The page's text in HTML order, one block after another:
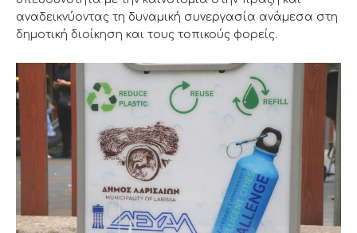
αναδεικνύοντας τη δυναμική συνεργασία ανάμεσα στη
δημοτική διοίκηση και τους τοπικούς φορείς.